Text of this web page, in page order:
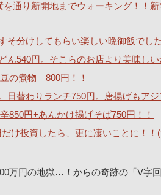
通り新開地までウォーキング！！
そ分けしてもらい楽しい晩御飯でし
540円。そこらのお店より美味し
の煮物 800円！！
替わりランチ750円。唐揚げもアジ
円+あんかけ揚げそば750円！！
け投資したら、更に凄いことに！！
万円の地獄…！からの奇跡の「V字